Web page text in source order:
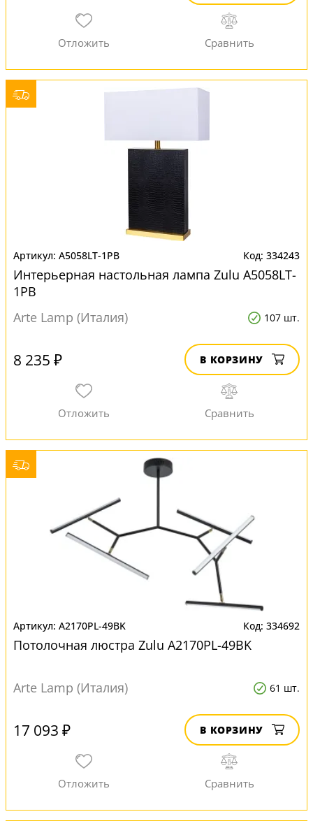
A5058LT-1PB 334243
Интерьерная настольная лампа Zulu A5058LT-
1PB
Arte Lamp (Италия)
107 шт.
8 235 ₽ В КОРЗИНУ
A2170PL-49BK 334692
Потолочная люстра Zulu A2170PL-49BK
Arte Lamp (Италия) 61 шт.
17 093 ₽ В КОРЗИНУ